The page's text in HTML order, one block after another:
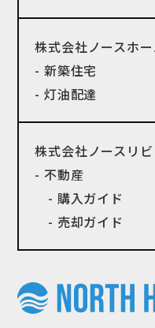
株式会社ノースホ
- 新築住宅
- 灯油配達
株式会社ノースリ
- 不動産
- 購入ガイド
- 売却ガイド